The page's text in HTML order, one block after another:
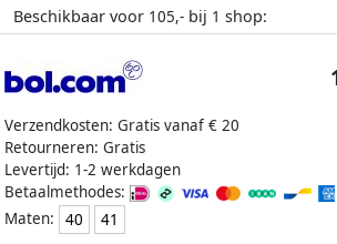
Beschikbaar voor 105,- bij 1 shop:
Verzendkosten: Gratis vanaf € 20
Retourneren: Gratis
Levertijd: 1-2 werkdagen
Betaalmethodes:
Maten:
40 41